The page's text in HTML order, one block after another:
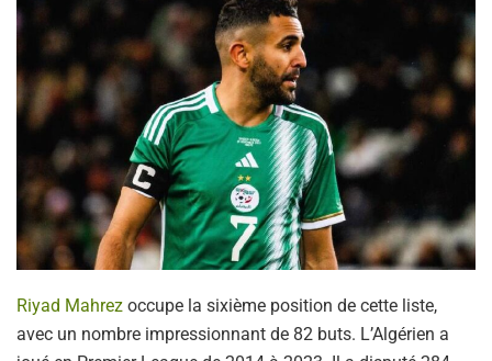
Riyad Mahrez occupe la sixième position de cette liste,
avec un nombre impressionnant de 82 buts. L’Algérien a